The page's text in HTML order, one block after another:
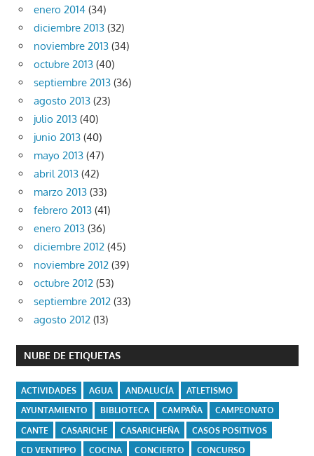
enero 2014 (34)
diciembre 2013 (32)
noviembre 2013 (34)
octubre 2013 (40)
septiembre 2013 (36)
agosto 2013 (23)
julio 2013 (40)
junio 2013 (40)
mayo 2013 (47)
abril 2013 (42)
marzo 2013 (33)
febrero 2013 (41)
enero 2013 (36)
diciembre 2012 (45)
noviembre 2012 (39)
octubre 2012 (53)
septiembre 2012 (33)
agosto 2012 (13)
NUBE DE ETIQUETAS
ACTIVIDADES AGUA ANDALUCÍA
ATLETISMO
AYUNTAMIENTO
BIBLIOTECA CAMPAÑA
CAMPEONATO
CANTE
CASARICHE CASARICHEÑA
CASOS POSITIVOS
CD VENTIPPO
COCINA CONCIERTO
CONCURSO